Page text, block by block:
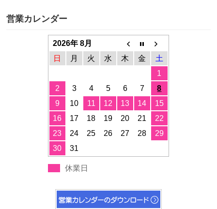
営業カレンダー
2026年 8月
日
月 火 水 木 金
土
1
2
3 4 5 6 7
8
9
10 11 12 13 14
15
16
17 18 19 20 21
22
23
24 25 26 27 28
29
30
31
休業日